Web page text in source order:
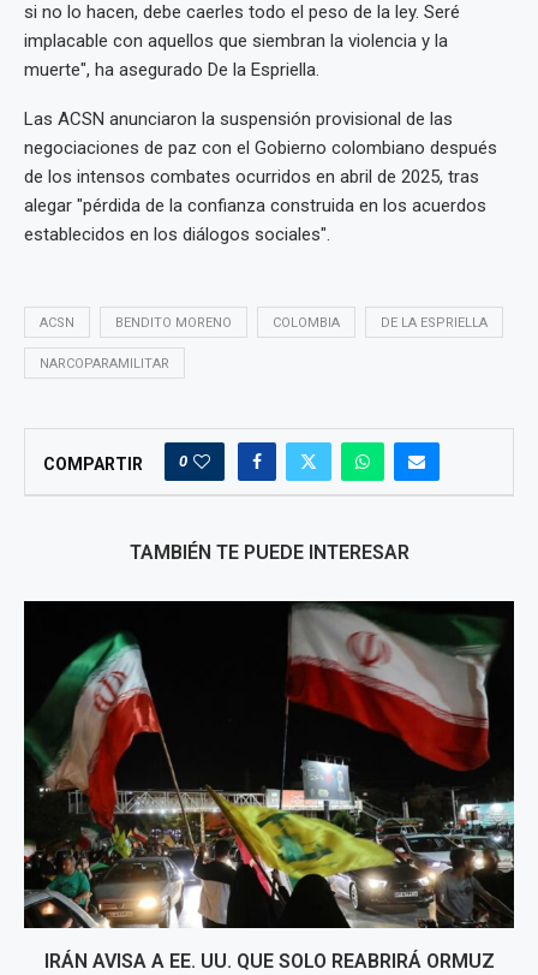
si no lo hacen, debe caerles todo el peso de la ley. Seré
implacable con aquellos que siembran la violencia y la
muerte", ha asegurado De la Espriella.
Las ACSN anunciaron la suspensión provisional de las
negociaciones de paz con el Gobierno colombiano después
de los intensos combates ocurridos en abril de 2025, tras
alegar "pérdida de la confianza construida en los acuerdos
establecidos en los diálogos sociales".
ACSN BENDITO MORENO COLOMBIA DE LA ESPRIELLA
NARCOPARAMILITAR
COMPARTIR 0
TAMBIÉN TE PUEDE INTERESAR
IRÁN AVISA A EE. UU. QUE SOLO REABRIRÁ ORMUZ